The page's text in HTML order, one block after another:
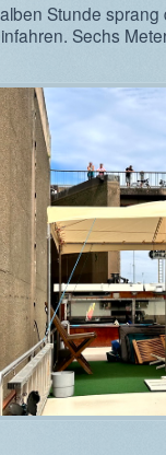
Stunde
Sechs